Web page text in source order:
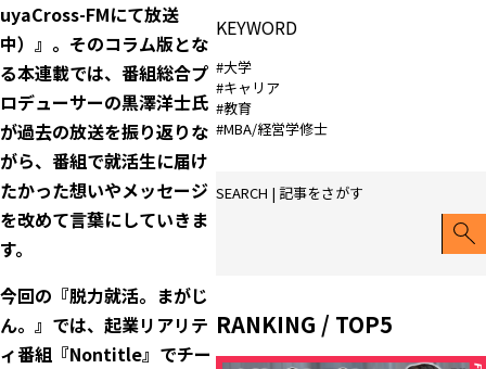
uyaCross-FMにて放送
中）』。そのコラム版とな
る本連載では、番組総合プ
ロデューサーの黒澤洋士氏
が過去の放送を振り返りな
がら、番組で就活生に届け
たかった想いやメッセージ
を改めて言葉にしていきま
す。
今回の『脱力就活。まがじ
ん。』では、起業リアリテ
ィ番組『Nontitle』でチー
KEYWORD
#大学
#キャリア
#教育
#MBA/経営学修士
SEARCH | 記事をさがす
RANKING / TOP5